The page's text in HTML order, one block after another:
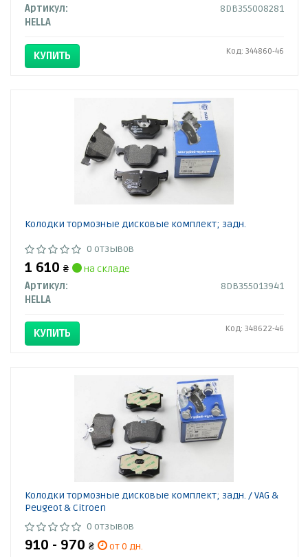
Артикул:
8DB355008281
HELLA
КУПИТЬ Код: 344860-46
Колодки тормозные дисковые комплект; задн.
0 отзывов
1 610 ₴
на складе
Артикул:
8DB355013941
HELLA
КУПИТЬ Код: 348622-46
Колодки тормозные дисковые комплект; задн. / VAG &
Peugeot & Citroen
0 отзывов
910 - 970 ₴
от 0 дн.